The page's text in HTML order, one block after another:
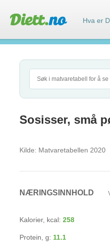
Sosisser, små
Kilde: Matvaretabellen 2020
NÆRINGSINNHOLD
Kalorier, kcal: 258
Protein, g: 11.1
Hva er